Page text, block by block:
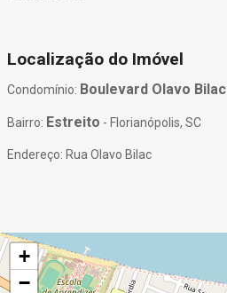
Localização do Imóvel
Condomínio: Boulevard Olavo Bilac
Bairro: Estreito - Florianópolis, SC
Endereço: Rua Olavo Bilac
+
−